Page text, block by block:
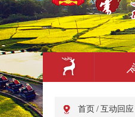
首页 / 互动回应